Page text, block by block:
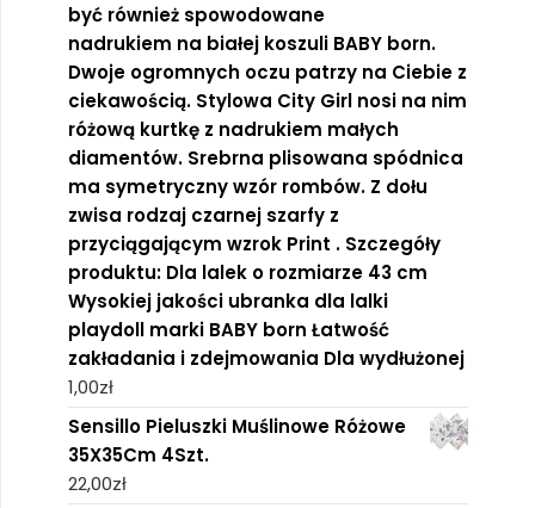
być również spowodowane
nadrukiem na białej koszuli BABY born.
Dwoje ogromnych oczu patrzy na Ciebie z
ciekawością. Stylowa City Girl nosi na nim
różową kurtkę z nadrukiem małych
diamentów. Srebrna plisowana spódnica
ma symetryczny wzór rombów. Z dołu
zwisa rodzaj czarnej szarfy z
przyciągającym wzrok Print . Szczegóły
produktu: Dla lalek o rozmiarze 43 cm
Wysokiej jakości ubranka dla lalki
playdoll marki BABY born Łatwość
zakładania i zdejmowania Dla wydłużonej
1,00zł
Sensillo Pieluszki Muślinowe Różowe
35X35Cm 4Szt.
22,00zł